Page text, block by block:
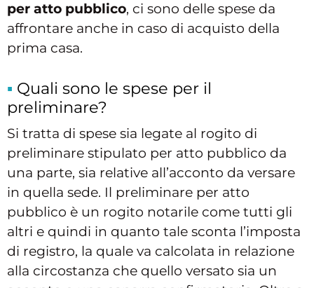
per atto pubblico, ci sono delle spese da
affrontare anche in caso di acquisto della
prima casa.
Quali sono le spese per il
preliminare?
Si tratta di spese sia legate al rogito di
preliminare stipulato per atto pubblico da
una parte, sia relative all’acconto da versare
in quella sede. Il preliminare per atto
pubblico è un rogito notarile come tutti gli
altri e quindi in quanto tale sconta l’imposta
di registro, la quale va calcolata in relazione
alla circostanza che quello versato sia un